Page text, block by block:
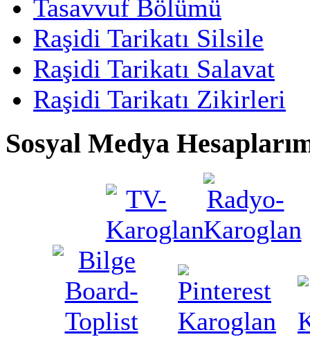
Tasavvuf Bölümü
Raşidi Tarikatı Silsile
Raşidi Tarikatı Salavat
Raşidi Tarikatı Zikirleri
Sosyal Medya